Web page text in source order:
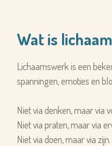
Wat is
Lichaamswerk is een
spanningen, emoties en
Niet via denken, maar via
Niet via praten, maar via
Niet via doen, maar via zijn.